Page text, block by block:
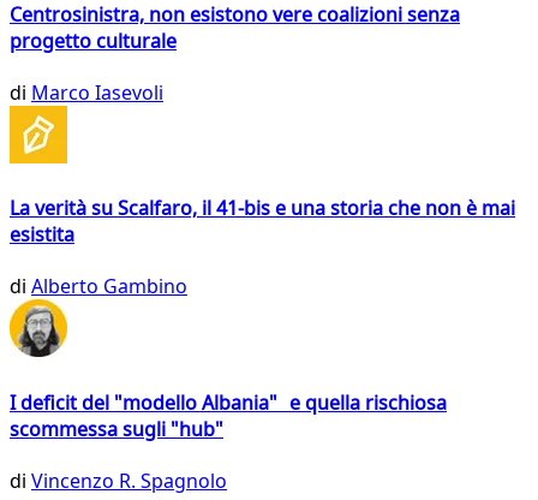
Centrosinistra, non esistono vere coalizioni senza
progetto culturale
di Marco Iasevoli
La verità su Scalfaro, il 41-bis e una storia che non è mai
esistita
di Alberto Gambino
I deficit del "modello Albania" e quella rischiosa
scommessa sugli "hub"
di Vincenzo R. Spagnolo